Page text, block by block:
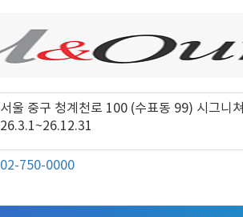
서울 중구 청계천로 100 (수표동 99) 시그니
26.3.1~26.12.31
02-750-0000